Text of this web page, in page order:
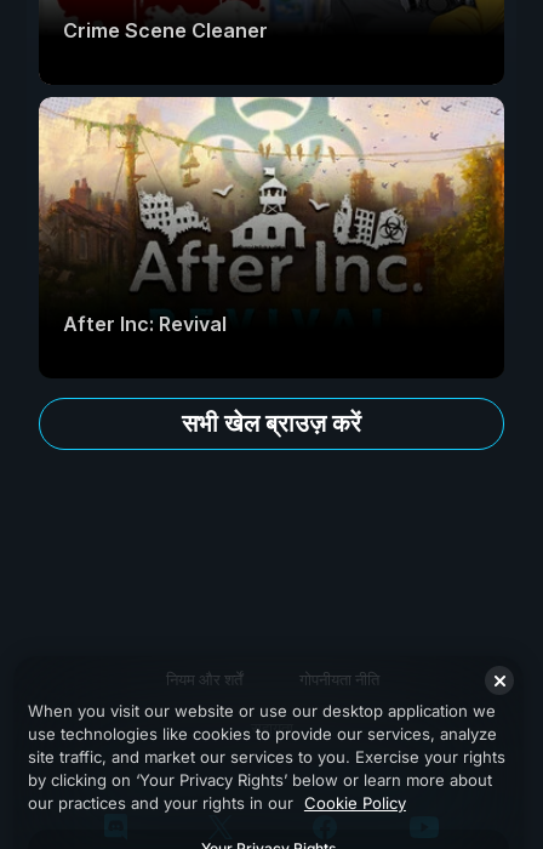
Crime Scene Cleaner
After Inc: Revival
सभी खेल ब्राउज़ करें
नियम और शर्तें गोपनीयता नीति
सहायता
When you visit our website or use our desktop application we
use technologies like cookies to provide our services, analyze
site traffic, and market our services to you. Exercise your rights
by clicking on ‘Your Privacy Rights’ below or learn more about
our practices and your rights in our Cookie Policy